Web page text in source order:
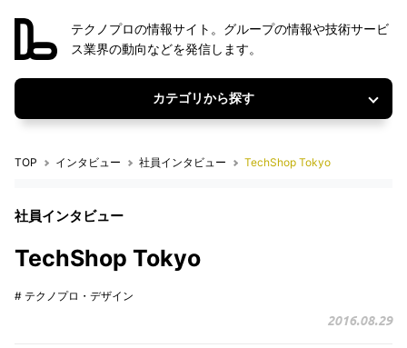
テクノプロの情報サイト。グループの情報や技術サービ
ス業界の動向などを発信します。
カテゴリから探す
TOP インタビュー 社員インタビュー TechShop Tokyo
社員インタビュー
TechShop Tokyo
# テクノプロ・デザイン
2016.08.29